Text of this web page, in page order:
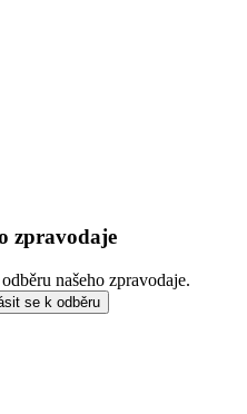
zpravodaje
našeho zpravodaje.
se k odběru